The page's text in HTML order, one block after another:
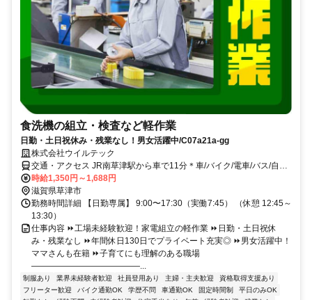
食洗機の組立・検査など軽作業
日勤・土日祝休み・残業なし！男女活躍中/C07a21a-gg
株式会社ウイルテック
交通・アクセス JR南草津駅から車で11分＊車/バイク/電車/バス/自転
車/徒歩通勤OK
時給1,350円～1,688円
滋賀県草津市
勤務時間詳細 【日勤専属】 9:00〜17:30（実働7:45） （休憩 12:45～
13:30）
仕事内容 ⏩工場未経験歓迎！家電組立の軽作業 ⏩日勤・土日祝休
み・残業なし ⏩年間休日130日でプライベート充実◎ ⏩男女活躍中！
ママさんも在籍 ⏩子育てにも理解のある職場
―――――――――――――...
制服あり 業界未経験者歓迎 社員登用あり 主婦・主夫歓迎
資格取得支援あり
フリーター歓迎
バイク通勤OK 学歴不問 車通勤OK 固定時間制
平日のみOK